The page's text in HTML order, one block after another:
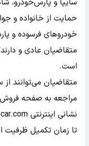
حمایت از خانواده و
خودروهای فرسوده و
متقاضیان عادی و
است.
مراجعه به صفحه فروش
تا زمان تکمیل ظرفیت